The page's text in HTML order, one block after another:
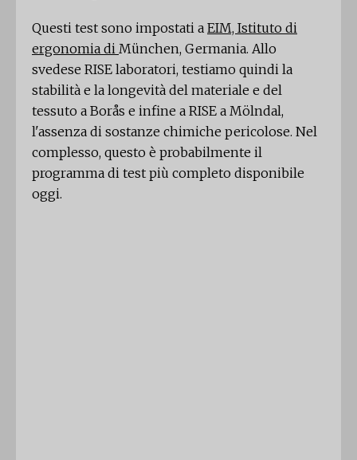
Questi test sono impostati a EIM, Istituto di
ergonomia di München, Germania. Allo
svedese RISE laboratori, testiamo quindi la
stabilità e la longevità del materiale e del
tessuto a Borås e infine a RISE a Mölndal,
l'assenza di sostanze chimiche pericolose. Nel
complesso, questo è probabilmente il
programma di test più completo disponibile
oggi.